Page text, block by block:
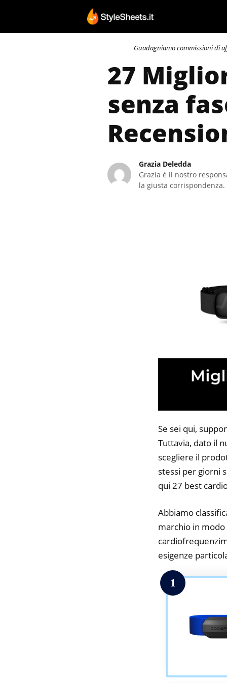
contenuto
Guadagniamo commissioni di
27
senza
Grazia Deledda
Grazia è il nostro
la giusta
Se sei qui,
Tuttavia, dato il
scegliere il
stessi per giorni
qui 27 best
Abbiamo
marchio in
esigenze
1